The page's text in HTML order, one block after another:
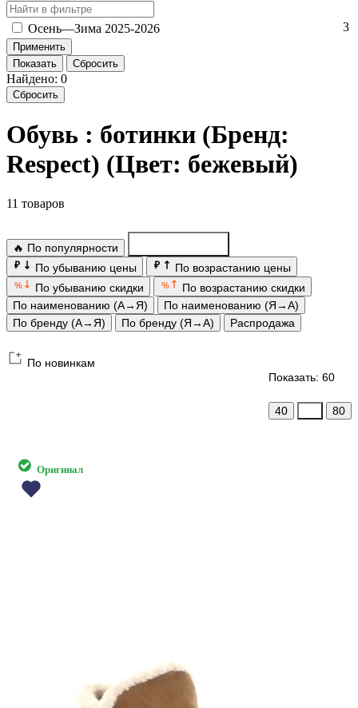
Осень—Зи­ма 2025-2026 3
Показать Сбросить
Найдено: 0
Сбросить
Обувь : ботинки (Бренд:
Respect) (Цвет: бежевый)
11 товаров
🔥 По популярности
₽ По убыванию цены ₽ По возрастанию цены
% По убыванию скидки %
По возрастанию скидки
По наименованию (А→Я)
По наименованию (Я→А)
По бренду (А→Я)
По бренду (Я→А) Распродажа
По новинкам
Показать: 60
40 80
Оригинал